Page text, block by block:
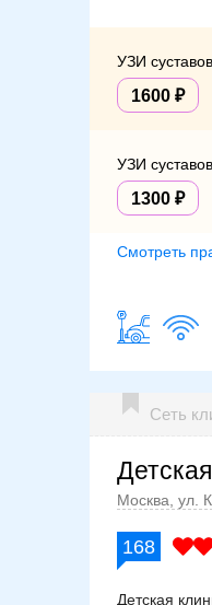
УЗИ
1600
УЗИ
1300
Смотреть
Сеть
Москва, ул.
168
Детская